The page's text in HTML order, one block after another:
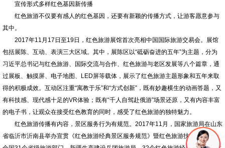
宣传形式多样红色基因新传播
红色旅游不仅要有感人的红色基因，还要有新颖的传播方式，让游客愿意参与
其中。
2017年11月17日至19日，红色旅游展馆首次亮相中国国际旅游交易会。展馆
包括展陈、互动、表演三大区域。其中，展陈区以“砥砺奋进的五年”为主题，分为
习近平总书记与红色旅游、国际交流与合作、红色旅游与老区发展等八个篇章，通
过展板、触摸屏、电子地图、LED屏等载体，展示了红色旅游主题形象和五年来取
得的积极成效。互动区注重“寓教于乐”和“方式创新”，既有妙趣横生的动画答题，又
有科技感、现代感十足的VR体验；既有“千人自驾赴俄游”场景还原，又有内容丰富
的电子书，让观众在接受红色教育的同时，感受了红色旅游的独特魅力。
红色旅游传播有内容，景区服务行为有规范。2017年11月，国家旅游局在山东
省临沂市沂南县举办宣贯《红色旅游经典景区服务规范》暨红色旅游扶贫培训班，